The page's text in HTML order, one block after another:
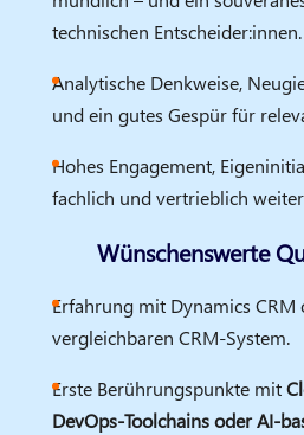
technischen Entscheider:innen.
Analytische Denkweise,
und ein gutes Gespür für
Hohes Engagement,
fachlich und vertrieblich
Wünschenswerte
Erfahrung mit Dynamics CRM
vergleichbaren CRM‑System.
Erste Berührungspunkte mit
DevOps‑Toolchains oder